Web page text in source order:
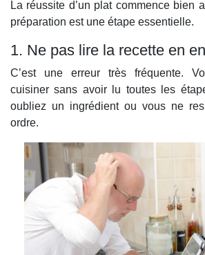
La réussite d’un plat commence bien
préparation est une étape essentielle.
1. Ne pas lire la recette en
C’est une erreur très fréquente.
cuisiner sans avoir lu toutes les
oubliez un ingrédient ou vous ne
ordre.